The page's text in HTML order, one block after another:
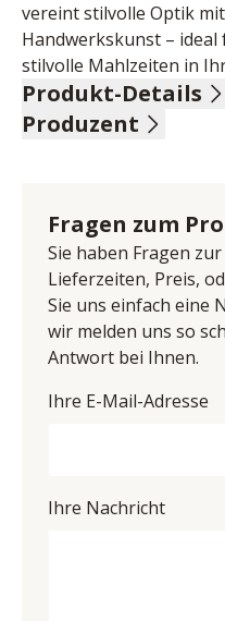
vereint stilvolle Optik
Handwerkskunst –
stilvolle Mahlzeiten in
Produkt-Details
Tischplatte Wildeiche
Produzent
UID (Umsatzsteuer-
33365314
Fragen zum
Sie haben Fragen
Lieferzeiten, Preis,
Sie uns einfach eine
wir melden uns so
Antwort bei Ihnen.
Ihre E-Mail-Adresse
Ihre Nachricht